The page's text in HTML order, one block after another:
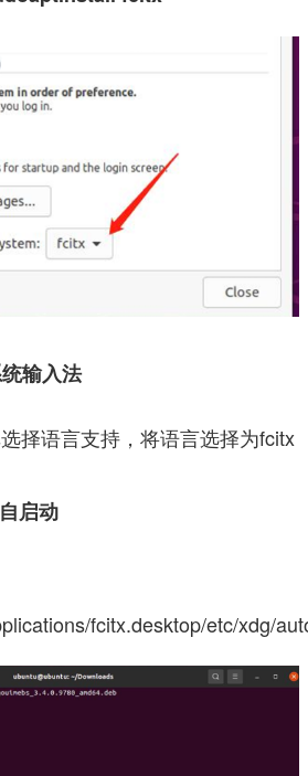
输入法
语言支持，将语言选择为fcitx
启动
fcitx.desktop/etc/xdg/